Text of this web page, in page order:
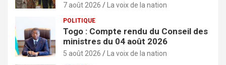
7 août 2026 La voix de la nation
POLITIQUE
Togo : Compte rendu du Conseil des
ministres du 04 août 2026
5 août 2026 La voix de la nation